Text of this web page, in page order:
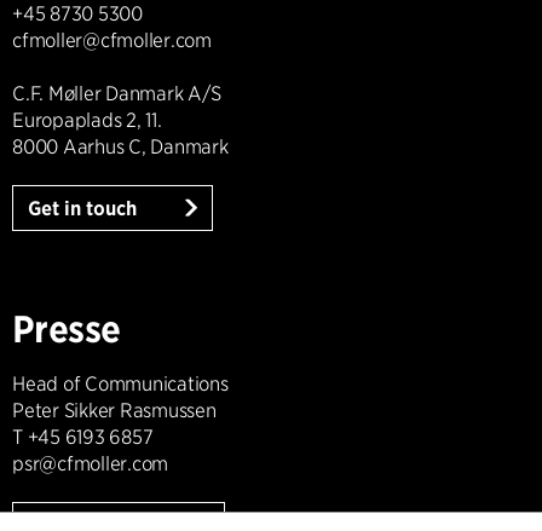
+45 8730 5300
cfmoller@cfmoller.com
C.F. Møller Danmark A/S
Europaplads 2, 11.
8000 Aarhus C, Danmark
Get in touch
Presse
Head of Communications
Peter Sikker Rasmussen
T +45 6193 6857
psr@cfmoller.com